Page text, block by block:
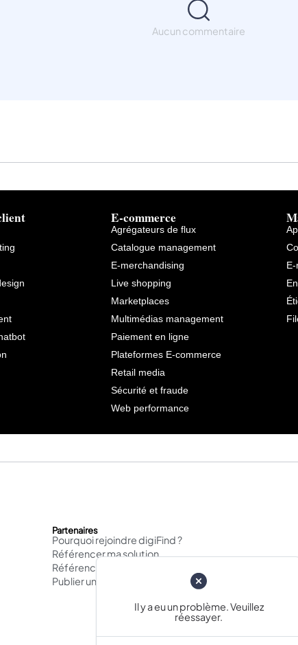
Aucun commentaire
E-commerce
Agrégateurs de flux
Catalogue management
E-merchandising
Live shopping
Marketplaces
Multimédias management
Paiement en ligne
Plateformes E-commerce
Retail media
Sécurité et fraude
Web performance
Partenaires
Pourquoi rejoindre digiFind ?
Référencer ma solution
Référencer mon agence
Publier un cas d'usage
Il y a eu un problème. Veuillez
réessayer.